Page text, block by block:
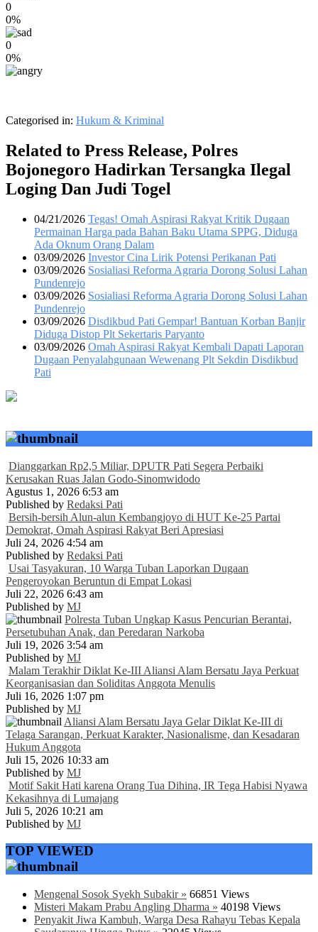
0
0%
0
0%
Categorised in: Hukum & Kriminal
Related to Press Release, Polres
Bojonegoro Hadirkan Tersangka Ilegal
Loging Dan Judi Togel
04/21/2026 Tegas! Omah Aspirasi Rakyat Kritik Dugaan
Permainan Harga pada Bahan Baku Utama SPPG, Diduga
Ada Oknum Orang Dalam
03/09/2026 Investor Cina Lirik Potensi Perikanan Pati
03/09/2026 Sosialiasi Reforma Agraria Dorong Solusi Lahan
Pundenrejo
03/09/2026 Sosialiasi Reforma Agraria Dorong Solusi Lahan
Pundenrejo
03/09/2026 Disdikbud Pati Gempar! Bantuan Korban Banjir
Diduga Distop Plt Sekertaris Paryanto
03/09/2026 Omah Aspirasi Rakyat Kembali Dapati Laporan
Dugaan Penyalahgunaan Wewenang Plt Sekdin Disdikbud
Pati
Dianggarkan Rp2,5 Miliar, DPUTR Pati Segera Perbaiki
Kerusakan Ruas Jalan Godo-Sinomwidodo
Agustus 1, 2026 6:53 am
Published by Redaksi Pati
Bersih-bersih Alun-alun Kembangjoyo di HUT Ke-25 Partai
Demokrat, Omah Aspirasi Rakyat Beri Apresiasi
Juli 24, 2026 4:54 am
Published by Redaksi Pati
Usai Tasyakuran, 10 Warga Tuban Laporkan Dugaan
Pengeroyokan Beruntun di Empat Lokasi
Juli 22, 2026 6:43 am
Published by MJ
Polresta Tuban Ungkap Kasus Pencurian Berantai,
Persetubuhan Anak, dan Peredaran Narkoba
Juli 19, 2026 3:54 am
Published by MJ
Malam Terakhir Diklat Ke-III Aliansi Alam Bersatu Jaya Perkuat
Keorganisasian dan Soliditas Anggota Menulis
Juli 16, 2026 1:07 pm
Published by MJ
Aliansi Alam Bersatu Jaya Gelar Diklat Ke-III di
Telaga Sarangan, Perkuat Karakter, Nasionalisme, dan Kesadaran
Hukum Anggota
Juli 15, 2026 10:33 am
Published by MJ
Motif Sakit Hati karena Orang Tua Dihina, IR Tega Habisi Nyawa
Kekasihnya di Lumajang
Juli 5, 2026 10:21 am
Published by MJ
TOP VIEWED
Mengenal Sosok Syekh Subakir » 66851 Views
Misteri Makam Prabu Angling Dharma » 40198 Views
Penyakit Jiwa Kambuh, Warga Desa Rahayu Tebas Kepala